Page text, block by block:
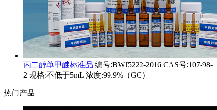
丙二醇单甲醚标准品 编号:BWJ5222-2016 CAS号:107-98-
2 规格:不低于5mL 浓度:99.9%（GC）
热门产品